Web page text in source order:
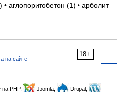
аглопоритобетон (1) • арболит
18+
на сайте
на PHP, Joomla,
Drupal,